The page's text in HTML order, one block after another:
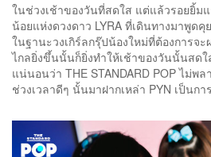
ในช่วงเช้าของวันที่สดใส แต่แล้วรอยยิ้มแ
น้อยแห่งดวงดาว LYRA ที่เดินทางมาพูด
ในฐานะวงเกิร์ลกรุ๊ปน้องใหม่ที่ต้องการจ
ไกลยิ่งขึ้นนั้นก็ยิ่งทำให้เช้าของวันนั้นสด
แน่นอนว่า THE STANDARD POP ไม่พ
ช่วงเวลาดีๆ นั้นมาฝากเหล่า PYN เป็นกา